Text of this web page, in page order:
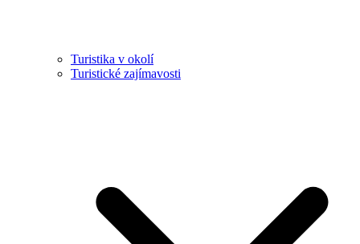
Turistika v okolí
Turistické zajímavosti